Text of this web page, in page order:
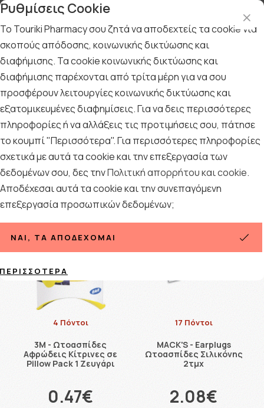
Αρχική / ΦΑΡΜΑΚΕΙΟ / Πρώτες Βοήθειες / Ωτοασπίδες
Ωτοασπίδες
5ΠΡΟΪΟΝΤΑ
Ταξινόμηση Προβολή
4 Πόντοι
3M - Ωτοασπίδες
Αφρώδεις Κίτρινες σε
Pillow Pack 1 Ζευγάρι
0.47€
17 Πόντοι
MACK'S - Earplugs
Ωτοασπίδες Σιλικόνης
2τμχ
2.08€
Ρυθμίσεις Cookie
Το Touriki Pharmacy σου ζητά να αποδεχτείς τα cookie για
σκοπούς απόδοσης, κοινωνικής δικτύωσης και
διαφήμισης. Τα cookie κοινωνικής δικτύωσης και
διαφήμισης παρέχονται από τρίτα μέρη για να σου
προσφέρουν λειτουργίες κοινωνικής δικτύωσης και
εξατομικευμένες διαφημίσεις. Για να δεις περισσότερες
πληροφορίες ή να αλλάξεις τις προτιμήσεις σου, πάτησε
το κουμπί "Περισσότερα". Για περισσότερες πληροφορίες
σχετικά με αυτά τα cookie και την επεξεργασία των
δεδομένων σου, δες τηνΠολιτική απορρήτου και cookie.
Αποδέχεσαι αυτά τα cookie και την συνεπαγόμενη
επεξεργασία προσωπικών δεδομένων;
ΝΑΙ, ΤΑ ΑΠΟΔΈΧΟΜΑΙ
ΠΕΡΙΣΣΌΤΕΡΑ